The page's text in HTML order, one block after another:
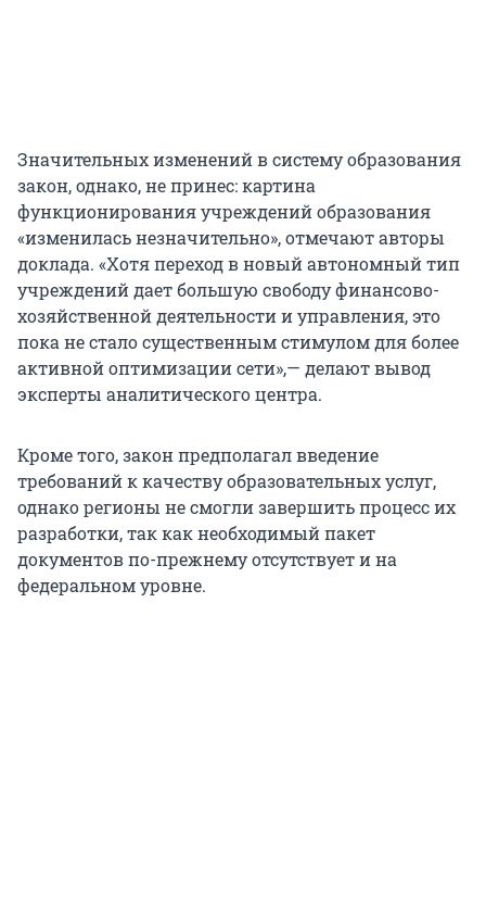
Значительных изменений в систему образования
закон, однако, не принес: картина
функционирования учреждений образования
«изменилась незначительно», отмечают авторы
доклада. «Хотя переход в новый автономный тип
учреждений дает большую свободу финансово-
хозяйственной деятельности и управления, это
пока не стало существенным стимулом для более
активной оптимизации сети»,— делают вывод
эксперты аналитического центра.
Кроме того, закон предполагал введение
требований к качеству образовательных услуг,
однако регионы не смогли завершить процесс их
разработки, так как необходимый пакет
документов по-прежнему отсутствует и на
федеральном уровне.